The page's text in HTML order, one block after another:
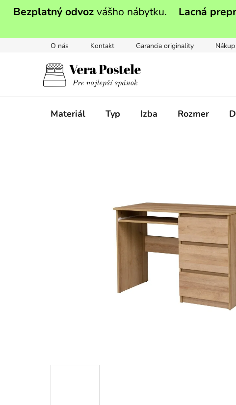
Bezplatný odvozvášho nábytku. Lacná
O nás Kontakt Garancia originality
Materiál Typ Izba Rozmer